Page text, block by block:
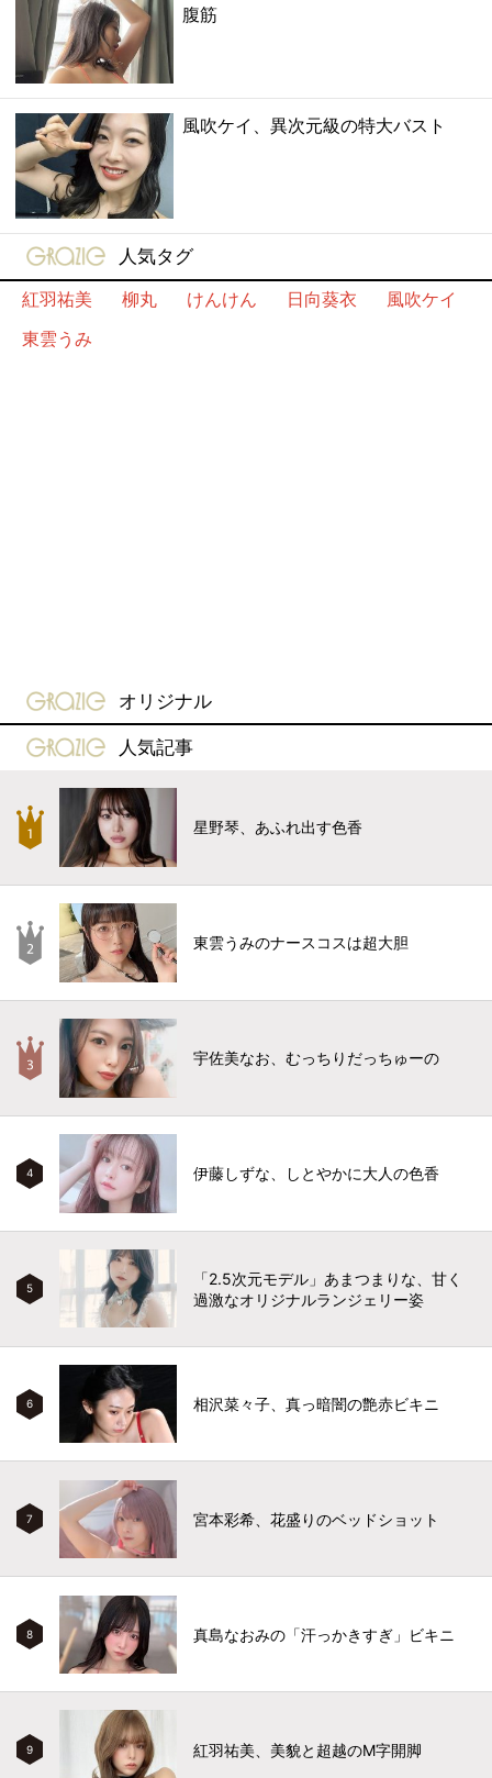
腹筋
風吹ケイ、異次元級の特大バスト
gravure-grazie
人気タグ
紅羽祐美
柳丸 けんけん 日向葵衣
風吹ケイ
東雲うみ
gravure-grazie
オリジナル
gravure-grazie
人気記事
星野琴、あふれ出す色香
東雲うみのナースコスは超大胆
宇佐美なお、むっちりだっちゅーの
4 伊藤しずな、しとやかに大人の色香
5
「2.5次元モデル」あまつまりな、甘く
過激なオリジナルランジェリー姿
6 相沢菜々子、真っ暗闇の艶赤ビキニ
7 宮本彩希、花盛りのベッドショット
8 真島なおみの「汗っかきすぎ」ビキニ
9 紅羽祐美、美貌と超越のM字開脚